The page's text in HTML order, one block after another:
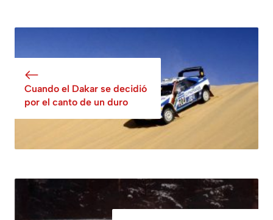
Cuando el Dakar se decidió
por el canto de un duro